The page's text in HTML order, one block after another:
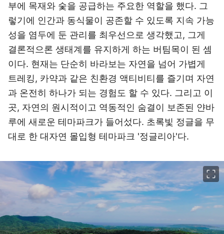
부에 목재와 숯을 공급하는 주요한 역할을 했다. 그
렇기에 인간과 동식물이 공존할 수 있도록 지속 가능
성을 염두에 둔 관리를 최우선으로 생각했고, 그게
결론적으론 생태계를 유지하게 하는 버팀목이 된 셈
이다. 현재는 단순히 바라보는 자연을 넘어 가볍게
트레킹, 카약과 같은 친환경 액티비티를 즐기며 자연
과 온전히 하나가 되는 경험도 할 수 있다. 그리고 이
곳, 자연의 원시적이고 역동적인 숨결이 보존된 얀바
루에 새로운 테마파크가 들어섰다. 초록빛 정글을 무
대로 한 대자연 몰입형 테마파크 '정글리아'다.